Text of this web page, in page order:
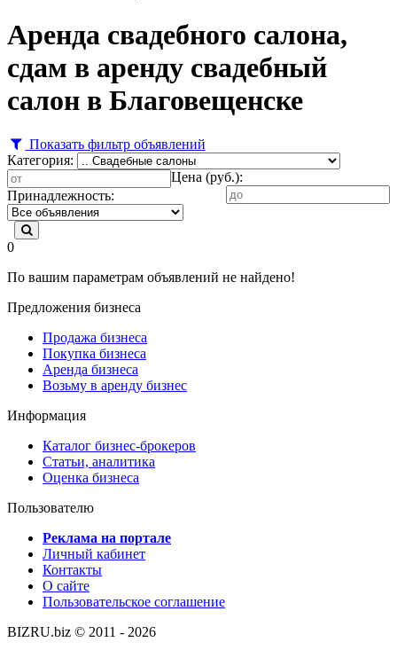
Аренда свадебного салона,
сдам в аренду свадебный
салон в Благовещенске
Показать фильтр объявлений
Категория:
Цена (руб.):
Принадлежность:
0
По вашим параметрам объявлений не найдено!
Предложения бизнеса
Продажа бизнеса
Покупка бизнеса
Аренда бизнеса
Возьму в аренду бизнес
Информация
Каталог бизнес-брокеров
Статьи, аналитика
Оценка бизнеса
Пользователю
Реклама на портале
Личный кабинет
Контакты
О сайте
Пользовательское соглашение
BIZRU.biz © 2011 - 2026